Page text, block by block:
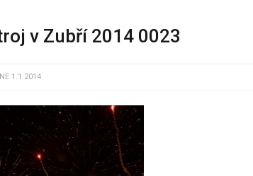
v Zubří 2014 0023
1.1.2014